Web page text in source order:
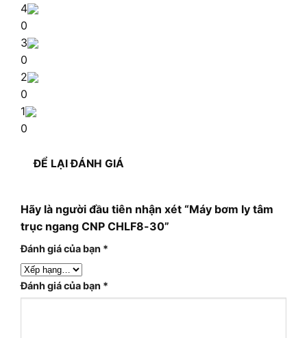
4
0
3
0
2
0
1
0
ĐỂ LẠI ĐÁNH GIÁ
Hãy là người đầu tiên nhận xét “Máy bơm ly tâm
trục ngang CNP CHLF8-30”
Đánh giá của bạn *
Đánh giá của bạn *